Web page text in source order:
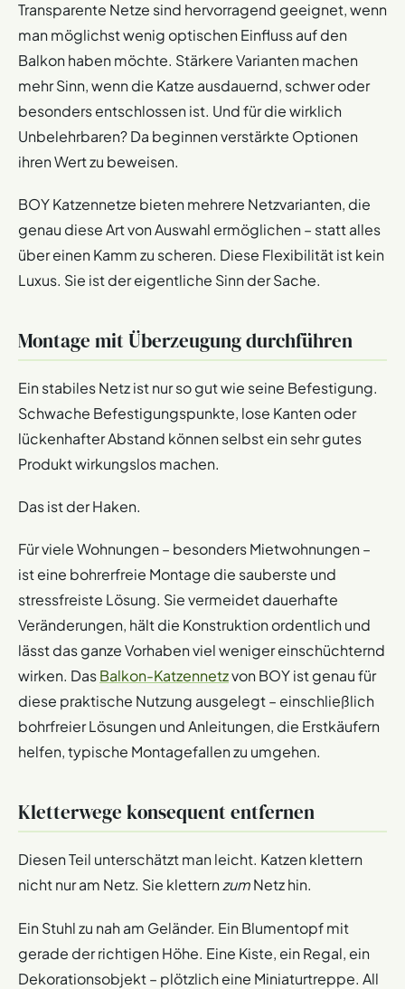
Transparente Netze sind hervorragend geeignet, wenn
man möglichst wenig optischen Einfluss auf den
Balkon haben möchte. Stärkere Varianten machen
mehr Sinn, wenn die Katze ausdauernd, schwer oder
besonders entschlossen ist. Und für die wirklich
Unbelehrbaren? Da beginnen verstärkte Optionen
ihren Wert zu beweisen.
BOY Katzennetze bieten mehrere Netzvarianten, die
genau diese Art von Auswahl ermöglichen – statt alles
über einen Kamm zu scheren. Diese Flexibilität ist kein
Luxus. Sie ist der eigentliche Sinn der Sache.
Montage mit Überzeugung durchführen
Ein stabiles Netz ist nur so gut wie seine Befestigung.
Schwache Befestigungspunkte, lose Kanten oder
lückenhafter Abstand können selbst ein sehr gutes
Produkt wirkungslos machen.
Das ist der Haken.
Für viele Wohnungen – besonders Mietwohnungen –
ist eine bohrerfreie Montage die sauberste und
stressfreiste Lösung. Sie vermeidet dauerhafte
Veränderungen, hält die Konstruktion ordentlich und
lässt das ganze Vorhaben viel weniger einschüchternd
wirken. DasBalkon-Katzennetzvon BOY ist genau für
diese praktische Nutzung ausgelegt – einschließlich
bohrfreier Lösungen und Anleitungen, die Erstkäufern
helfen, typische Montagefallen zu umgehen.
Kletterwege konsequent entfernen
Diesen Teil unterschätzt man leicht. Katzen klettern
nicht nur am Netz. Sie kletternzumNetz hin.
Ein Stuhl zu nah am Geländer. Ein Blumentopf mit
gerade der richtigen Höhe. Eine Kiste, ein Regal, ein
Dekorationsobjekt – plötzlich eine Miniaturtreppe. All